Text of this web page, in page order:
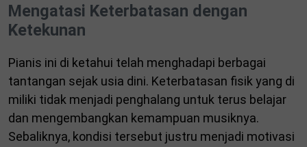
Mengatasi Keterbatasan dengan
Ketekunan
Pianis ini di ketahui telah menghadapi berbagai
tantangan sejak usia dini. Keterbatasan fisik yang di
miliki tidak menjadi penghalang untuk terus belajar
dan mengembangkan kemampuan musiknya.
Sebaliknya, kondisi tersebut justru menjadi motivasi